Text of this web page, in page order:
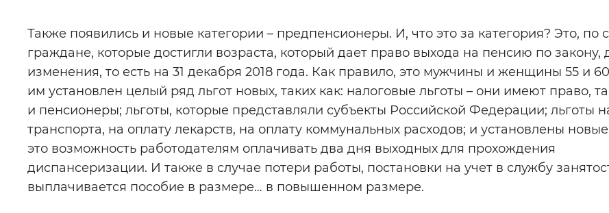
Также появились и новые категории – предпенсионеры. И, что это за категория? Это, по
граждане, которые достигли возраста, который дает право выхода на пенсию по закону,
изменения, то есть на 31 декабря 2018 года. Как правило, это мужчины и женщины 55 и
им установлен целый ряд льгот новых, таких как: налоговые льготы – они имеют право,
и пенсионеры; льготы, которые представляли субъекты Российской Федерации; льготы
транспорта, на оплату лекарств, на оплату коммунальных расходов; и установлены
это возможность работодателям оплачивать два дня выходных для прохождения
диспансеризации. И также в случае потери работы, постановки на учет в службу
выплачивается пособие в размере… в повышенном размере.